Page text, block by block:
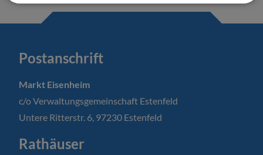
Postanschrift
Markt Eisenheim
c/o Verwaltungsgemeinschaft Estenfeld
Untere Ritterstr. 6, 97230 Estenfeld
Rathäuser